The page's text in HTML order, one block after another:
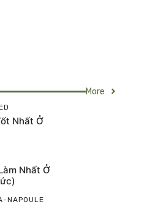
More
Nhất Ở
Nhất Ở
NAPOULE